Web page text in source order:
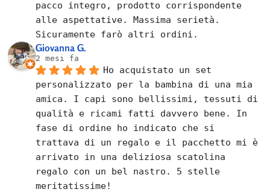
pacco integro, prodotto corrispondente
alle aspettative. Massima serietà.
Sicuramente farò altri ordini.
Giovanna G.
2 mesi fa
Ho acquistato un set
personalizzato per la bambina di una mia
amica. I capi sono bellissimi, tessuti di
qualità e ricami fatti davvero bene. In
fase di ordine ho indicato che si
trattava di un regalo e il pacchetto mi è
arrivato in una deliziosa scatolina
regalo con un bel nastro. 5 stelle
meritatissime!